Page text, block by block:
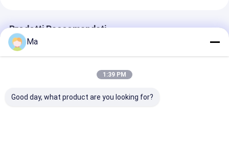
Prodotti Raccomandati
Ma
1:39 PM
Good day, what product are you looking for?